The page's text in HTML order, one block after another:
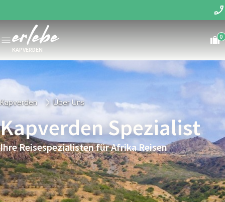
KAPVERDEN
0
Kapverden Über Uns
Kapverden Spezialist
Ihre Reisespezialisten für Afrika Reisen